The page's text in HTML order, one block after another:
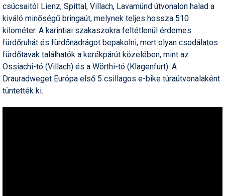
csúcsaitól Lienz, Spittal, Villach, Lavamünd útvonalon halad a
kiváló minőségű bringaút, melynek teljes hossza 510
kilométer. A karintiai szakaszokra feltétlenül érdemes
fürdőruhát és fürdőnadrágot bepakolni, mert olyan csodálatos
fürdőtavak találhatók a kerékpárút közelében, mint az
Ossiachi-tó (Villach) és a Wörthi-tó (Klagenfurt). A
Drauradweget Európa első 5 csillagos e-bike túraútvonalaként
tüntették ki.